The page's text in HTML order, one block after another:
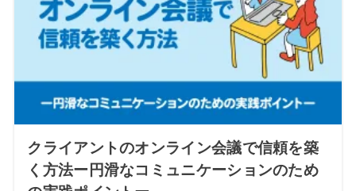
クライアントのオンライン会議で信頼を築
く方法ー円滑なコミュニケーションのため